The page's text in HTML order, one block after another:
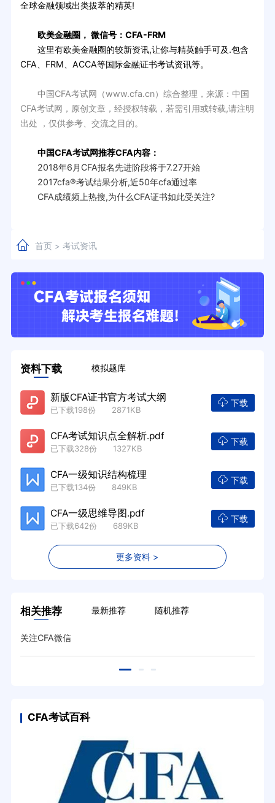
全球金融领域出类拔萃的精英!
欧美金融圈， 微信号：CFA-FRM
这里有欧美金融圈的较新资讯,让你与精英触手可及.包含
CFA、FRM、ACCA等国际金融证书考试资讯等。
中国CFA考试网（www.cfa.cn）综合整理，来源：中国
CFA考试网，原创文章，经授权转载，若需引用或转载,请注明
出处 ，仅供参考、交流之目的。
中国CFA考试网推荐CFA内容：
2018年6月CFA报名先进阶段将于7.27开始
2017cfa®考试结果分析,近50年cfa通过率
CFA成绩频上热搜,为什么CFA证书如此受关注?
首页> 考试资讯
资料下载 模拟题库
新版CFA证书官方考试大纲
已下载198份 2871KB
下载
CFA考试知识点全解析.pdf
已下载328份 1327KB
下载
CFA一级知识结构梳理
已下载134份 849KB
下载
CFA一级思维导图.pdf
已下载642份 689KB
下载
更多资料 >
相关推荐 最新推荐 随机推荐
关注CFA微信
CFA考试百科